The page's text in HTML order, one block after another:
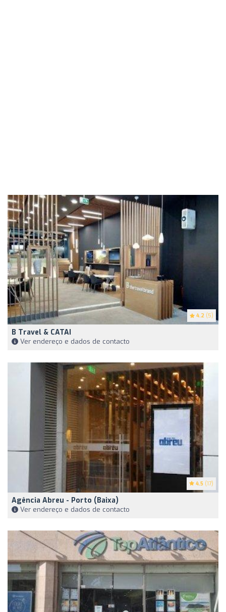
4.2 (5)
B Travel & CATAI
Ver endereço e dados de contacto
4.5 (17)
Agência Abreu - Porto (Baixa)
Ver endereço e dados de contacto